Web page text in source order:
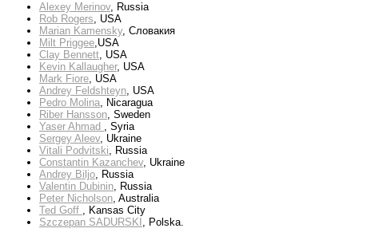
Alexey Merinov, Russia
Rob Rogers, USA
Marian Kamensky, Словакия
Milt Priggee,USA
Clay Bennett, USA
Kevin Kallaugher, USA
Mark Fiore, USA
Andrey Feldshteyn, USA
Pedro Molina, Nicaragua
Riber Hansson, Sweden
Yaser Ahmad , Syria
Sergey Aleev, Ukraine
Vitali Podvitski, Russia
Constantin Kazanchev, Ukraine
Andrey Biljo, Russia
Valentin Dubinin, Russia
Peter Nicholson, Australia
Ted Goff , Kansas City
Szczepan SADURSKI , Polska.